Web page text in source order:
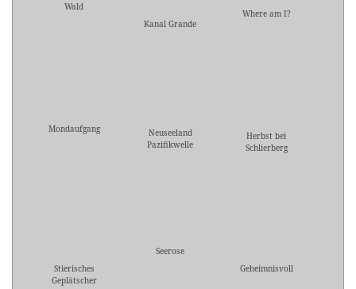
Wald
Kanal Grande
Where am I?
Mondaufgang
Neuseeland
Pazifikwelle
Herbst bei
Schlierberg
Stierisches
Geplätscher
Seerose
Geheimnisvoll